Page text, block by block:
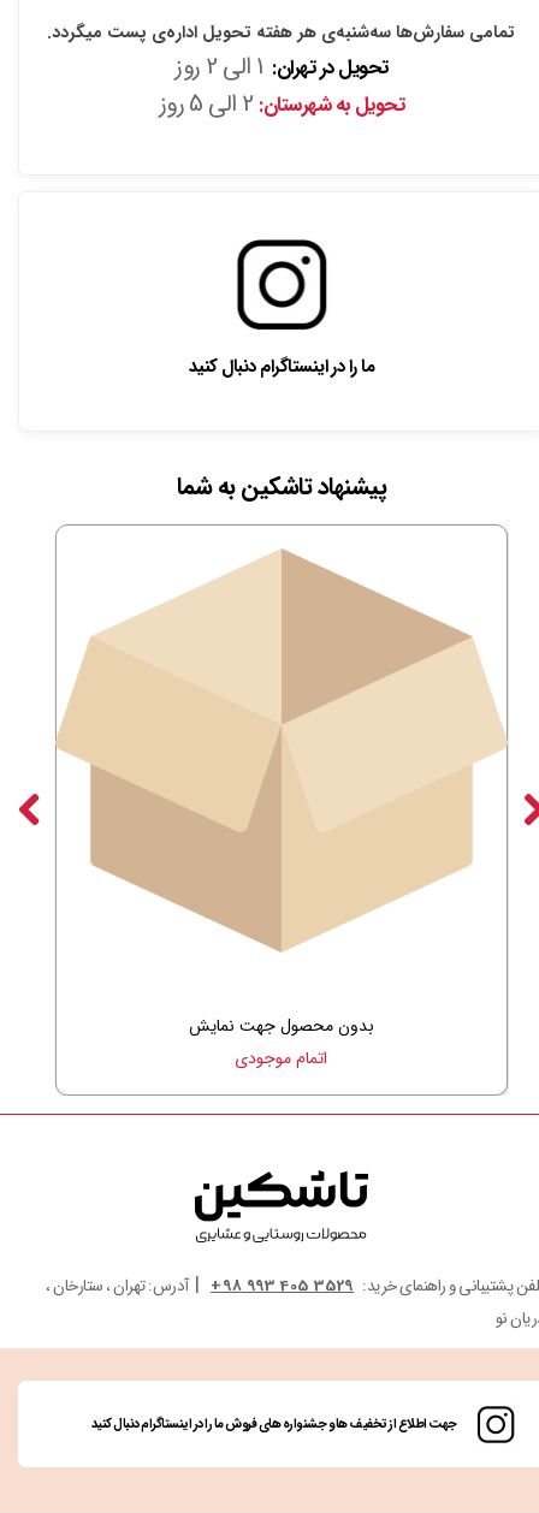
تمامی سفارش‌ها سه‌شنبه‌ی هر هفته تحویل اداره‌ی پست میگردد.
تحویل در تهران:
تحویل به شهرستان: 2 الی 5 روز
ما را در اینستاگرام دنبال کنید
پیشنهاد تاشکین به شما
بدون محصول جهت نمایش
اتمام موجودی
جهت اطلاع از تخفیف ها و جشنواره های فروش ما را در اینستاگرام دنبال کنید
پشتیبانی و راهنمای خرید: 3529 405 993 98+
| آدرس: تهران ، ستارخان ،
نو